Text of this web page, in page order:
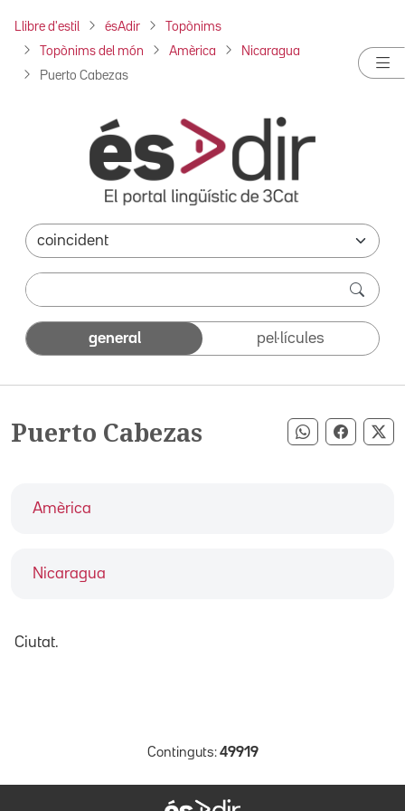
Llibre d'estil ésAdir Topònims
Topònims del món Amèrica Nicaragua
Puerto Cabezas
general pel·lícules
Puerto Cabezas Compartir
Amèrica
Nicaragua
Ciutat.
Continguts: 49919